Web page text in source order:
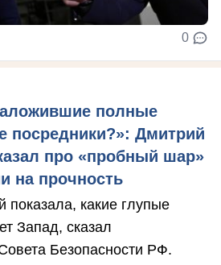
0
полные
посредники?»: Дмитрий
про «пробный шар»
на прочность
показала, какие глупые
Запад, сказал
Безопасности РФ.